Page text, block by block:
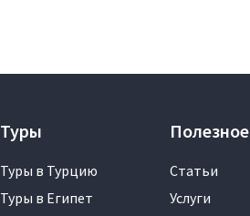
Туры
Туры в Турцию
Туры в Египет
Полезное
Статьи
Услуги